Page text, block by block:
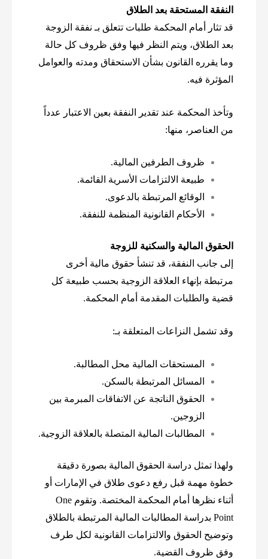
النفقة المستحقة بعد الطلاق
قد تثار أمام المحكمة طلبات تتعلق بـ نفقة الزوجة
بعد الطلاق، ويتم النظر فيها وفق ظروف كل حالة
وما يقرره القانون بشأن الاستحقاق ومدته والعوامل
المؤثرة فيه.
وتأخذ المحكمة عند تقدير النفقة بعين الاعتبار عدداً
من العناصر، منها:
ظروف الطرفين المالية.
طبيعة الالتزامات الأسرية القائمة.
الوقائع المرتبطة بالدعوى.
الأحكام القانونية المنظمة للنفقة.
الحقوق المالية والسكنية للزوجة
إلى جانب النفقة، قد تنشأ حقوق مالية أخرى
مرتبطة بإنهاء العلاقة الزوجية بحسب طبيعة كل
قضية والطلبات المقدمة أمام المحكمة.
وقد تشمل النزاعات المتعلقة بـ:
المستحقات المالية محل المطالبة.
المسائل المرتبطة بالسكن.
الحقوق الناتجة عن الاتفاقات المبرمة بين
الزوجين.
المطالبات المالية المتصلة بالعلاقة الزوجية.
ولهذا تمثل دراسة الحقوق المالية بصورة دقيقة
خطوة مهمة قبل رفع دعوى طلاق في الإمارات أو
أثناء نظرها أمام المحكمة المختصة.
وتقوم One
Point بدراسة المطالبات المالية المرتبطة بالطلاق
وتوضيح الحقوق والالتزامات القانونية لكل طرف
وفق ظروف القضية.